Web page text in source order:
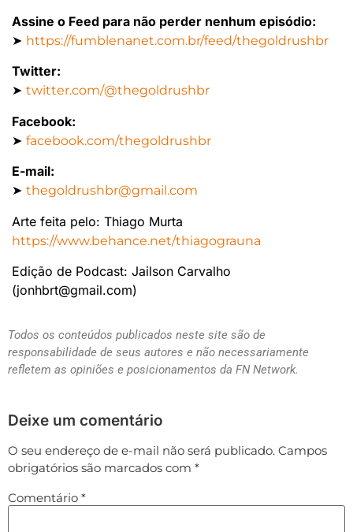
Assine o Feed para não perder nenhum episódio:
➤ https://fumblenanet.com.br/feed/thegoldrushbr
Twitter:
➤ twitter.com/@thegoldrushbr
Facebook:
➤ facebook.com/thegoldrushbr
E-mail:
➤ thegoldrushbr@gmail.com
Arte feita pelo: Thiago Murta
https://www.behance.net/thiagograuna
Edição de Podcast: Jailson Carvalho
(jonhbrt@gmail.com)
Todos os conteúdos publicados neste site são de
responsabilidade de seus autores e não necessariamente
refletem as opiniões e posicionamentos da FN Network.
Deixe um comentário
O seu endereço de e-mail não será publicado. Campos
obrigatórios são marcados com *
Comentário *